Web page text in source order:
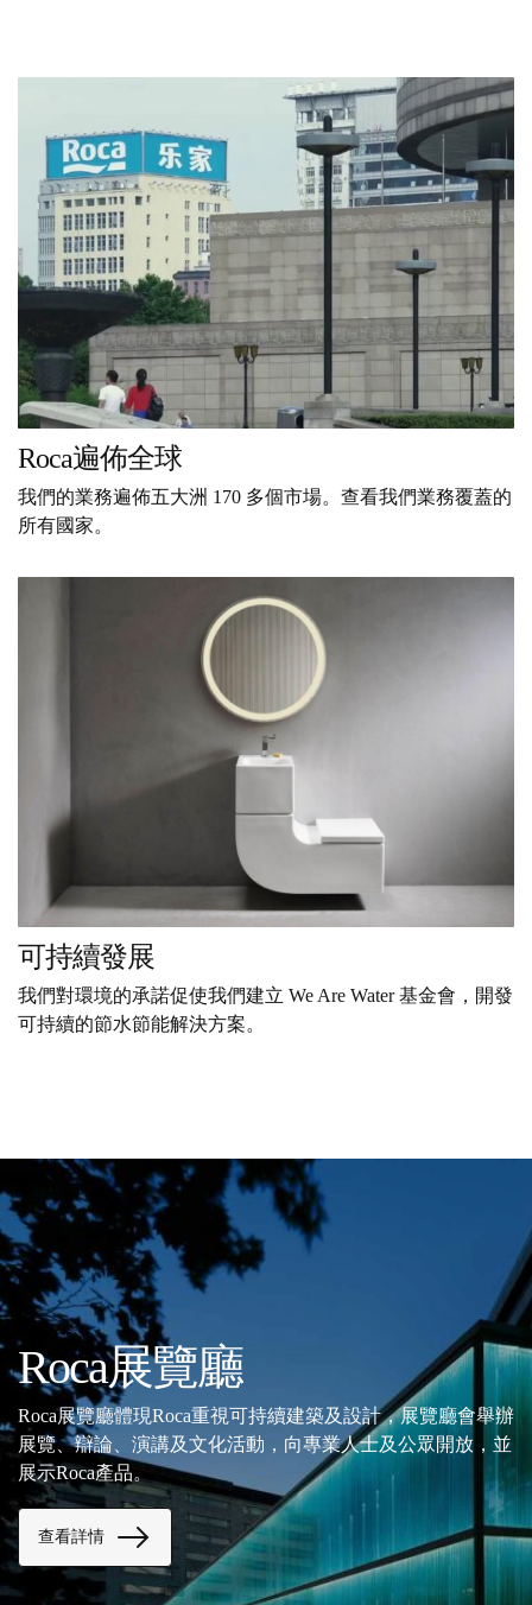
Roca遍佈全球
我們的業務遍佈五大洲 170 多個市場。查看我們業務覆蓋的
所有國家。
可持續發展
我們對環境的承諾促使我們建立 We Are Water 基金會，開發
可持續的節水節能解決方案。
Roca展覽廳
Roca展覽廳體現Roca重視可持續建築及設計，展覽廳會舉辦
展覽、辯論、演講及文化活動，向專業人士及公眾開放，並
展示Roca產品。
查看詳情